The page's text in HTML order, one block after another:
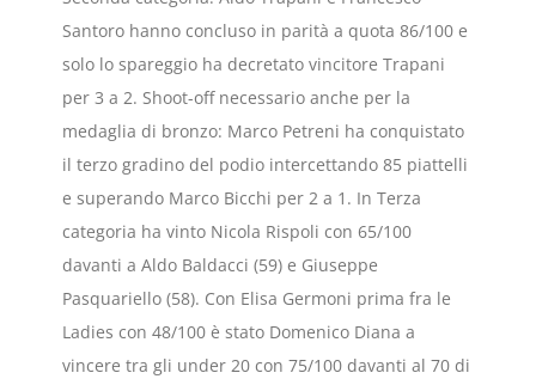
Santoro hanno concluso in parità a quota 86/100 e
solo lo spareggio ha decretato vincitore Trapani
per 3 a 2. Shoot-off necessario anche per la
medaglia di bronzo: Marco Petreni ha conquistato
il terzo gradino del podio intercettando 85 piattelli
e superando Marco Bicchi per 2 a 1. In Terza
categoria ha vinto Nicola Rispoli con 65/100
davanti a Aldo Baldacci (59) e Giuseppe
Pasquariello (58). Con Elisa Germoni prima fra le
Ladies con 48/100 è stato Domenico Diana a
vincere tra gli under 20 con 75/100 davanti al 70 di